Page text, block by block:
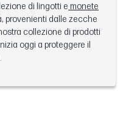
di lingotti e monete
provenienti dalle zecche
collezione di prodotti
oggi a proteggere il